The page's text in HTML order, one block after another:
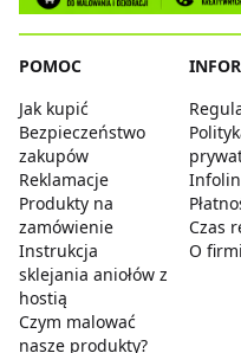
POMOC
Jak kupić
Bezpieczeństwo
zakupów
Reklamacje
Produkty na
zamówienie
Instrukcja
sklejania aniołów z
hostią
Czym malować
nasze produkty?
Czas
O